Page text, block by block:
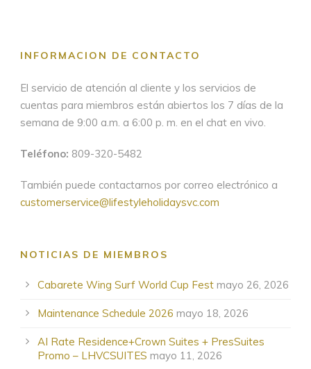
INFORMACION DE CONTACTO
El servicio de atención al cliente y los servicios de
cuentas para miembros están abiertos los 7 días de la
semana de 9:00 a.m. a 6:00 p. m. en el chat en vivo.
Teléfono: 809-320-5482
También puede contactarnos por correo electrónico a
customerservice@lifestyleholidaysvc.com
NOTICIAS DE MIEMBROS
Cabarete Wing Surf World Cup Fest mayo 26, 2026
Maintenance Schedule 2026 mayo 18, 2026
AI Rate Residence+Crown Suites + PresSuites
Promo – LHVCSUITES mayo 11, 2026